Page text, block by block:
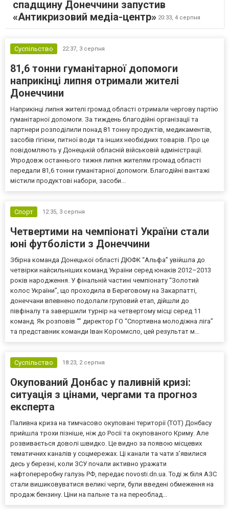
спадщину Донеччини запустив
«Антикризовий медіа-центр» 20:33, 4 серпня
Суспільство 22:37, 3 серпня
81,6 тонни гуманітарної допомоги
наприкінці липня отримали жителі
Донеччини
Наприкінці липня жителі громад області отримали чергову партію
гуманітарної допомоги. За тиждень благодійні організації та
партнери розподілили понад 81 тонну продуктів, медикаментів,
засобів гігієни, питної води та інших необхідних товарів. Про це
повідомляють у Донецькій обласній військовій адміністрації.
Упродовж останнього тижня липня жителям громад області
передали 81,6 тонни гуманітарної допомоги. Благодійні вантажі
містили продуктові набори, засоби...
Спорт 12:35, 3 серпня
Четвертими на чемпіонаті України стали
юні футболісти з Донеччини
Збірна команда Донецької області ДЮФК “Альфа” увійшла до
четвірки найсильніших команд України серед юнаків 2012–2013
років народження. У фінальній частині чемпіонату “Золотий
колос України”, що проходила в Береговому на Закарпатті,
донеччани впевнено подолали груповий етап, дійшли до
півфіналу та завершили турнір на четвертому місці серед 11
команд. Як розповів “” директор ГО “Спортивна молодіжна ліга”
та представник команди Іван Коромисло, цей результат м...
Суспільство 18:23, 2 серпня
Окупований Донбас у паливній кризі:
ситуація з цінами, чергами та прогноз
експерта
Паливна криза на тимчасово окуповані території (ТОТ) Донбасу
прийшла трохи пізніше, ніж до Росії та окупованого Криму. Але
розвивається доволі швидко. Це видно за появою місцевих
тематичних каналів у соцмережах. Ці канали та чати з’явилися
десь у березні, коли ЗСУ почали активно уражати
нафтопереробну галузь РФ, передає novosti.dn.ua. Тоді ж біля АЗС
стали вишиковуватися великі черги, були введені обмеження на
продаж бензину. Ціни на пальне та на переоблад...